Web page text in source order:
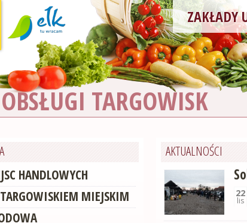
ZAKŁADY
TARGOWISK
HANDLOWYCH
MIEJSKIM
AKTUALNOŚCI
22
lis